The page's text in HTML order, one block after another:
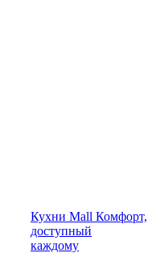
Кухни Mall Комфорт,
доступный
каждому